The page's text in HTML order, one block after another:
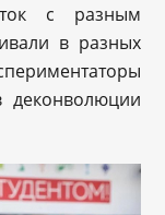
с разным
в разных